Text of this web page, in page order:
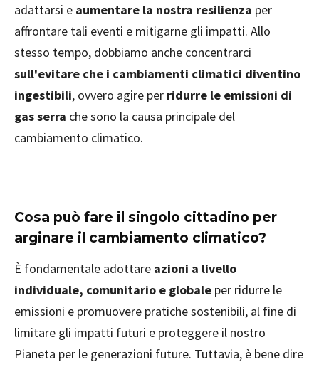
adattarsi e aumentare la nostra resilienza per
affrontare tali eventi e mitigarne gli impatti. Allo
stesso tempo, dobbiamo anche concentrarci
sull'evitare che i cambiamenti climatici diventino
ingestibili, ovvero agire per ridurre le emissioni di
gas serra che sono la causa principale del
cambiamento climatico.
Cosa può fare il singolo cittadino per
arginare il cambiamento climatico?
È fondamentale adottare azioni a livello
individuale, comunitario e globale per ridurre le
emissioni e promuovere pratiche sostenibili, al fine di
limitare gli impatti futuri e proteggere il nostro
Pianeta per le generazioni future. Tuttavia, è bene dire